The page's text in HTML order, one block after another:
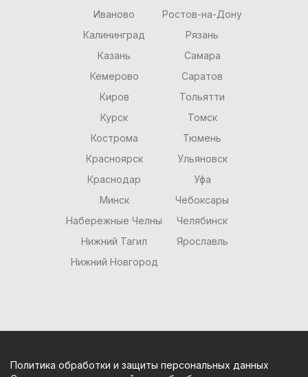
Иваново
Калининград
Казань
Кемерово
Киров
Курск
Кострома
Красноярск
Краснодар
Минск
Набережные Челны
Нижний Тагил
Нижний Новгород
Ростов-на-Дону
Рязань
Самара
Саратов
Тольятти
Томск
Тюмень
Ульяновск
Уфа
Чебоксары
Челябинск
Ярославль
Политика обработки и защиты персональных данных